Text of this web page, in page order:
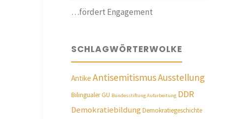
…fördert Engagement
SCHLAGWÖRTERWOLKE
Antike AntisemitismusAusstellung
Bilingualer GU Bundesstiftung Aufarbeitung DDR
Demokratiebildung Demokratiegeschichte